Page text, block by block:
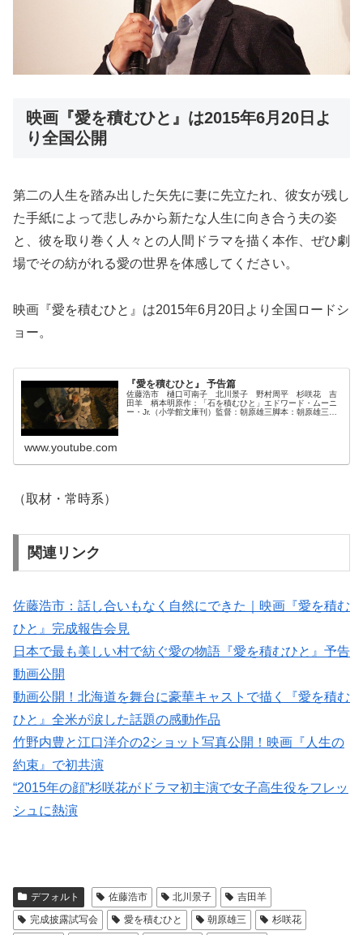
映画『愛を積むひと』は2015年6月20日よ
り全国公開
第二の人生を踏み出した矢先に妻に先立たれ、彼女が残し
た手紙によって悲しみから新たな人生に向き合う夫の姿
と、彼を取り巻く人々との人間ドラマを描く本作、ぜひ劇
場でその紡がれる愛の世界を体感してください。
映画『愛を積むひと』は2015年6月20日より全国ロードシ
ョー。
『愛を積むひと』 予告篇
佐藤浩市 樋口可南子 北川景子 野村周平 杉咲花 吉
田羊 柄本明原作：「石を積むひと」エドワード・ムーニ
ー・Jr.（小学館文庫刊）監督：朝原雄三脚本：朝原雄三
www.youtube.com
（取材・常時系）
関連リンク
佐藤浩市：話し合いもなく自然にできた｜映画『愛を積む
ひと』完成報告会見
日本で最も美しい村で紡ぐ愛の物語『愛を積むひと』予告
動画公開
動画公開！北海道を舞台に豪華キャストで描く『愛を積む
ひと』全米が涙した話題の感動作品
竹野内豊と江口洋介の2ショット写真公開！映画『人生の
約束』で初共演
“2015年の顔”杉咲花がドラマ初主演で女子高生役をフレッ
シュに熱演
デフォルト 佐藤浩市 北川景子
吉田羊
完成披露試写会
愛を積むひと 朝原雄三
杉咲花